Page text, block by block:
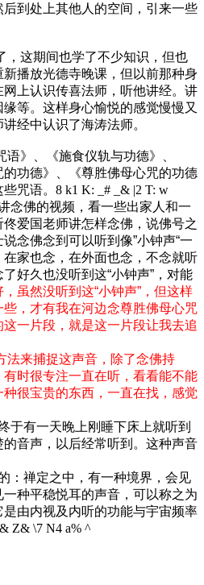
到处上其他人的空间，引来一些
，这期间也学了不少知识，但也
播放光德寺晚课，但以前那种身
上认识传喜法师，听他讲经。讲
等。这样身心愉悦的感觉慢慢又
经中认识了海涛法师。
》、《施食仪轨与功德》、
的功德》、《尊胜佛母心咒的功德
咒语。 8 k1 K: _# _& |2 T: w
佛的视频，看一些出家人和一
爱国老师讲怎样念佛，说佛号之
念佛念到可以听到像”小钟声“一
家也念，在外面也念，不念就听
好久也没听到这“小钟声”，对能
虽然没听到这“小钟声”，但这样
，才有我在河边念尊胜佛母心咒
一片段，就是这一片段让我去追
来捕捉这声音，除了念佛持
时很专注一直在听，看看能不能
很宝贵的东西，一直在找，感觉
有一天晚上刚睡下床上就听到
音声，以后经常听到。这种声音
禅定之中，有一种境界，会见
种平稳悦耳的声音，可以称之为
是由内视及内听的功能与宇宙频率
Z& \7 N4 a% ^